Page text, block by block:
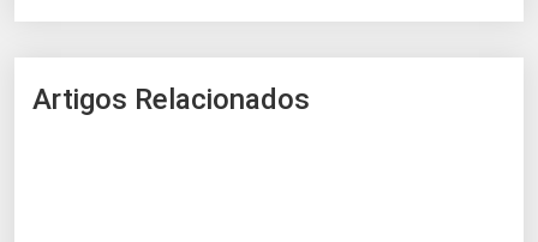
Artigos Relacionados